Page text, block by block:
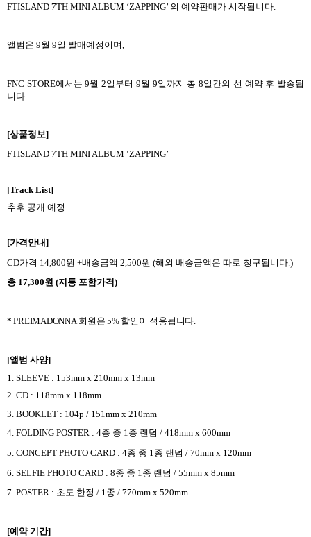
FTISLAND 7TH MINI ALBUM ‘ZAPPING’ 의 예약판매가 시작됩니다
앨범은 9월 9일 발매예정이며,
FNC STORE에서는9월 2일부터 9월 9일까지 총 8일간의 선 예약 후 발송됩
니다
[상품정보]
FTISLAND 7TH MINI ALBUM ‘ZAPPING’
[Track List]
추후 공개 예정
[가격안내]
CD가격 14,800원 +배송금액 2,500원 (해외 배송금액은 따로 청구됩니다 .)
총 17,300원 (지통 포함가격)
* PREIMADONNA회원은 5% 할인이 적용됩니다.
[앨범 사양]
1. SLEEVE : 153mm x 210mm x 13mm
2. CD : 118mm x 118mm
3. BOOKLET : 104p / 151mm x 210mm
4. FOLDING POSTER : 4종 중 1종 랜덤 / 418mm x 600mm
5. CONCEPT PHOTO CARD : 4종 중 1종 랜덤 / 70mm x 120mm
6. SELFIE PHOTO CARD : 8종 중 1 종 랜덤 / 55mm x 85mm
7. POSTER : 초도 한정 / 1종 / 770mm x 520mm
[예약 기간]